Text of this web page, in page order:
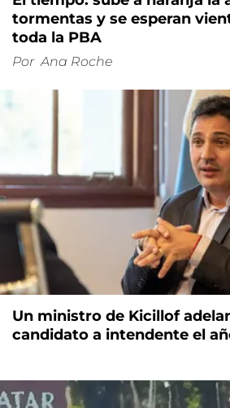
tormentas y se esperan
toda la PBA
Por Ana Roche
Un ministro de Kicillof
candidato a intendente el